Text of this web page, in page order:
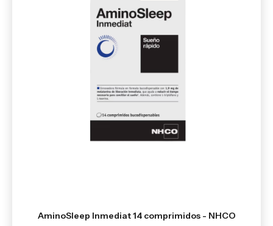
AminoSleep Inmediat 14 comprimidos - NHCO